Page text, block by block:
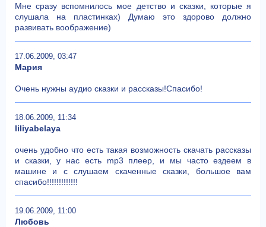
Мне сразу вспомнилось мое детство и сказки, которые я
слушала на пластинках) Думаю это здорово должно
развивать воображение)
17.06.2009, 03:47
Мария
Очень нужны аудио сказки и рассказы!Спасибо!
18.06.2009, 11:34
liliyabelaya
очень удобно что есть такая возможность скачать рассказы
и сказки, у нас есть mp3 плеер, и мы часто ездеем в
машине и с слушаем скаченные сказки, большое вам
спасибо!!!!!!!!!!!!!
19.06.2009, 11:00
Любовь